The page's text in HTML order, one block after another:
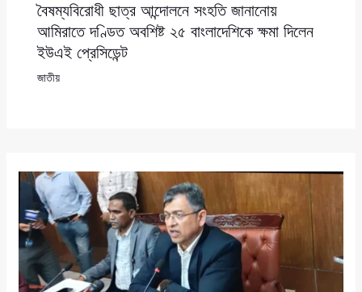
বৈষম্যবিরোধী ছাত্র আন্দোলনে সংহতি জানানোয়
আমিরাতে দণ্ডিত অবশিষ্ট ২৫ বাংলাদেশিকে ক্ষমা দিলেন
ইউএই প্রেসিডেন্ট
জাতীয়